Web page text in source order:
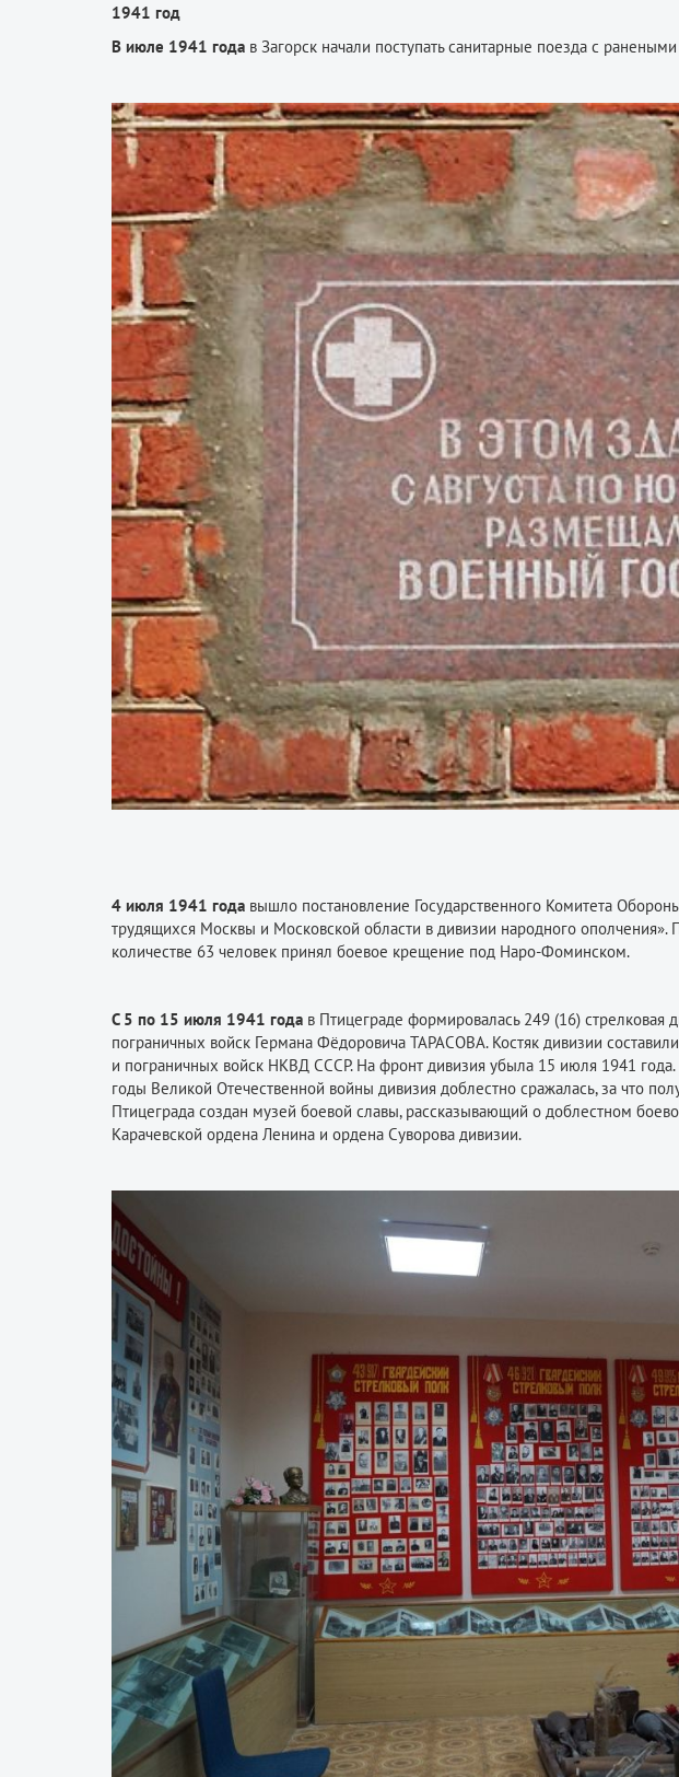
1941 год
В июле 1941 года в Загорск начали поступать санитарные поезда с
4 июля 1941 года вышло постановление Государственного Комитета
трудящихся Москвы и Московской области в дивизии народного
количестве 63 человек принял боевое крещение под Наро-Фоминском.
С 5 по 15 июля 1941 года в Птицеграде формировалась 249 (16) стрелковая
пограничных войск Германа Фёдоровича ТАРАСОВА. Костяк дивизии
и пограничных войск НКВД СССР. На фронт дивизия убыла 15 июля 1941
годы Великой Отечественной войны дивизия доблестно сражалась, за что
Птицеграда создан музей боевой славы, рассказывающий о доблестном
Карачевской ордена Ленина и ордена Суворова дивизии.